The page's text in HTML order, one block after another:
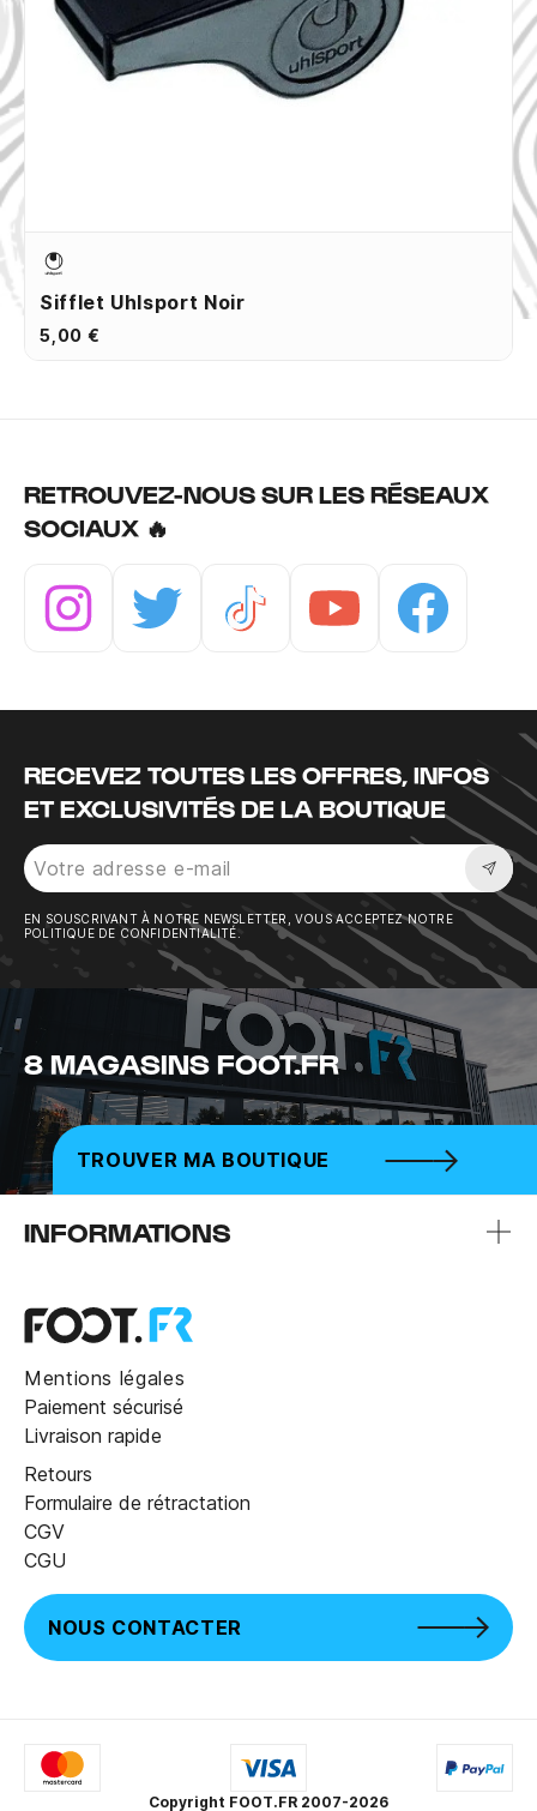
Sifflet Uhlsport Noir
5,00 €
RETROUVEZ-NOUS SUR LES RÉSEAUX
SOCIAUX 🔥
RECEVEZ TOUTES LES OFFRES, INFOS
ET EXCLUSIVITÉS DE LA BOUTIQUE
EN SOUSCRIVANT À NOTRE NEWSLETTER, VOUS ACCEPTEZ NOTRE
POLITIQUE DE CONFIDENTIALITÉ.
8 MAGASINS FOOT.FR
TROUVER MA BOUTIQUE
INFORMATIONS
Mentions légales
Paiement sécurisé
Livraison rapide
Retours
Formulaire de rétractation
CGV
CGU
NOUS CONTACTER
Copyright FOOT.FR 2007-2026